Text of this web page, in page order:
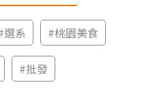
選系 #桃園美食
#批發